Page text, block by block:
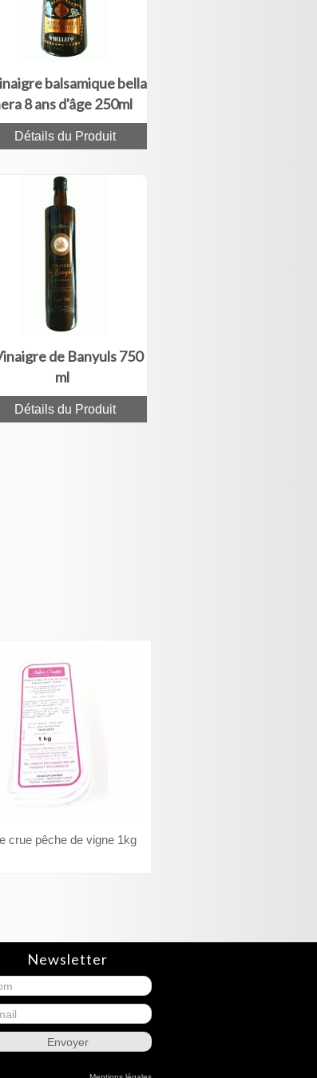
balsamique bella
8 ans d'âge 250ml
Détails du Produit
de Banyuls 750
ml
Détails du Produit
crue pêche de vigne 1kg
Newsletter